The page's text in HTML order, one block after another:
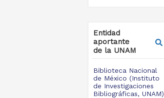
Entidad
aportante
de la UNAM
Biblioteca Nacional
de México (Instituto
de Investigaciones
Bibliográficas, UNAM)